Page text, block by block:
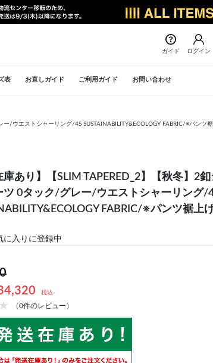
ガイド ログイン
表 お直しガイド ご利用ガイド お問い合わせ
/ウエストシャーリング/4S SUSTAINABILITY&ECOLOGY FABRIC/※パンツ
庫あり】【SLIM TAPERED_2】【秋冬】2
ツ 0タック/グレー/ウエストシャーリング/
FABRIC/※パンツ裾上
に入りに登録中
税込
（0件のレビュー）